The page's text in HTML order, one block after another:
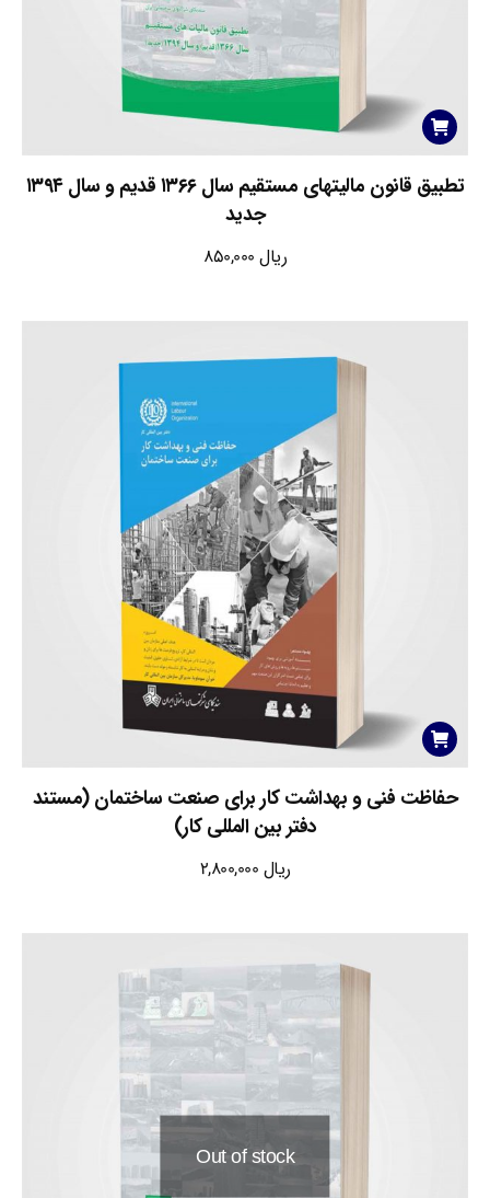
تطبیق قانون مالیتهای مستقیم سال ۱۳۶۶ قدیم و سال ۱۳۹۴
جدید
ریال
حفاظت فنی و بهداشت کار برای صنعت ساختمان (مستند
دفتر بین المللی کار)
ریال
Out of stock